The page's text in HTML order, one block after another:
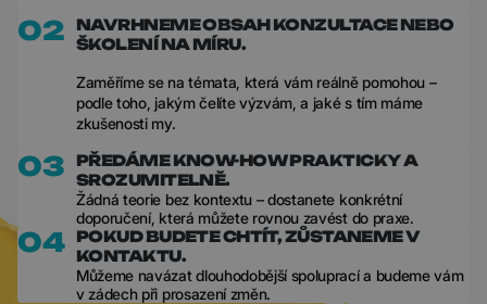
02
NAVRHNEME OBSAH KONZULTACE NEBO
ŠKOLENÍ NA MÍRU.
Zaměříme se na témata, která vám reálně pomohou –
podle toho, jakým čelíte výzvám, a jaké s tím máme
zkušenosti my.
03
PŘEDÁME KNOW-HOW PRAKTICKY A
SROZUMITELNĚ.
Žádná teorie bez kontextu – dostanete konkrétní
doporučení, která můžete rovnou zavést do praxe.
04
POKUD BUDETE CHTÍT, ZŮSTANEME V
KONTAKTU.
Můžeme navázat dlouhodobější spoluprací a budeme vám
v zádech při prosazení změn.